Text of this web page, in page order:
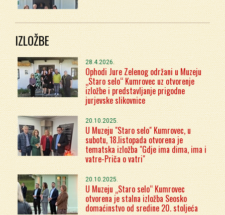
IZLOŽBE
28.4.2026.
Ophodi Jure Zelenog održani u Muzeju
„Staro selo“ Kumrovec uz otvorenje
izložbe i predstavljanje prigodne
jurjevske slikovnice
20.10.2025.
U Muzeju "Staro selo" Kumrovec, u
subotu, 18.listopada otvorena je
tematska izložba "Gdje ima dima, ima i
vatre-Priča o vatri"
20.10.2025.
U Muzeju „Staro selo“ Kumrovec
otvorena je stalna izložba Seosko
domaćinstvo od sredine 20. stoljeća